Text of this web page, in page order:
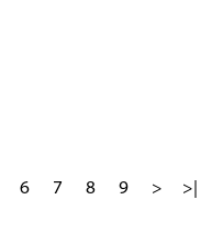
6 7 8 9 > >|